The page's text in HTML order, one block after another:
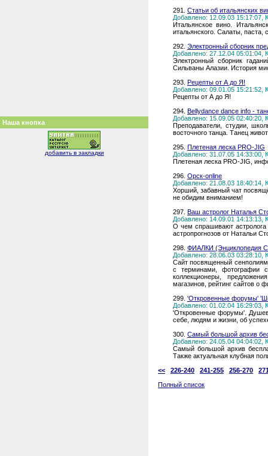
Наша кнопка
добавить в закладки
291. Статьи об итальянских
Добавлено: 12.09.03 15:17:07,
Итальянское вино.
итальянского. Салаты, паста,
292. Электронный сборник
Добавлено: 27.12.04 05:01:04,
Электронный сборник
Сильваны Алазии. История
293. Рецепты от А до Я!
Добавлено: 09.01.05 15:21:52,
Рецепты от А до Я!
294. Bellydance dance info -
Добавлено: 15.09.05 02:40:20,
Преподаватели, студии,
восточного танца. Танец
295. Плетеная леска PRO-JIG
Добавлено: 31.07.05 14:33:00,
Плетеная леска PRO-JIG,
296. Орск-online
Добавлено: 21.08.03 18:40:14,
Хорший, забавный чат
не обидим вниманием!
297. Ваш астролог Наталья
Добавлено: 14.09.01 14:13:13,
О чем спрашивают
астропрогнозов от Натальи
298. ФИАЛКИ (Энциклопедия
Добавлено: 28.06.03 03:28:10,
Сайт посвященный
с терминами, фотографии
коллекционеры,
магазинов, рейтинг сайтов о
299. 'Откровенные форумы'
Добавлено: 01.02.04 16:29:03,
'Откровенные форумы'.
себе, людям и жизни, об
300. Самый большой архив
Добавлено: 24.05.04 04:04:02,
Самый большой архив
Также актуальная клубная
<<
226-240 241-255 256-270
Полный список